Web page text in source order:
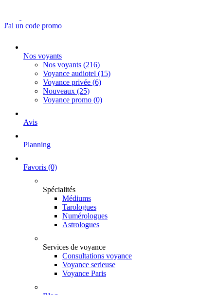
J'ai un code promo
Nos voyants
Nos voyants (216)
Voyance audiotel (15)
Voyance privée (6)
Nouveaux (25)
Voyance promo (0)
Avis
Planning
Favoris (0)
Spécialités
Médiums
Tarologues
Numérologues
Astrologues
Services de voyance
Consultations voyance
Voyance serieuse
Voyance Paris